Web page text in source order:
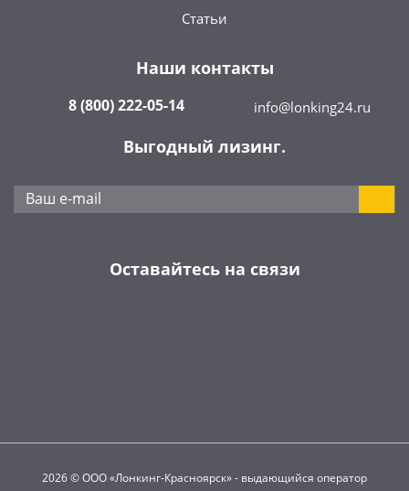
Статьи
Наши контакты
8 (800) 222-05-14 info@lonking24.ru
Выгодный лизинг.
Оставайтесь на связи
2026 © ООО «Лонкинг-Красноярск» - выдающийся оператор